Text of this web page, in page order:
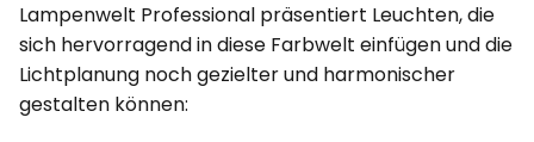
Lampenwelt Professional präsentiert Leuchten, die
sich hervorragend in diese Farbwelt einfügen und die
Lichtplanung noch gezielter und harmonischer
gestalten können: